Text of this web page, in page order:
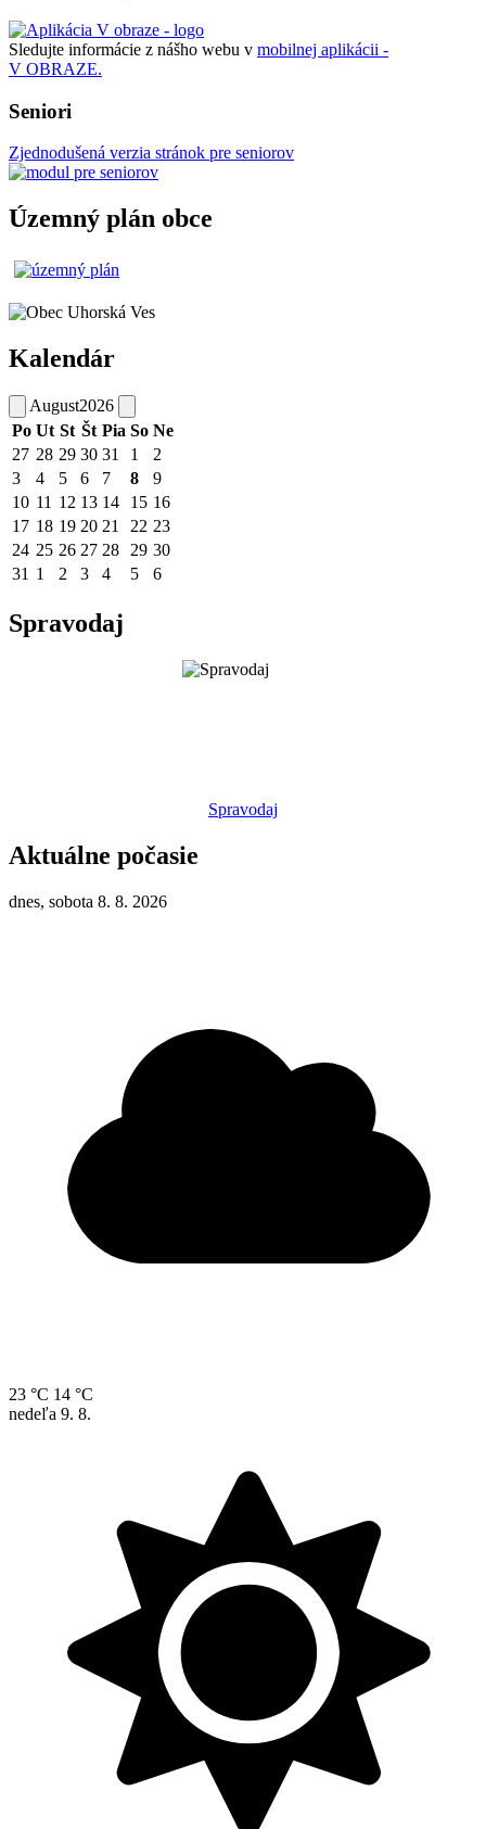
Sledujte informácie z nášho webu v mobilnej aplikácii -
V OBRAZE.
Seniori
Zjednodušená verzia stránok pre seniorov
Územný plán obce
Kalendár
August2026
Po Ut St Št Pia So Ne
27 28 29 30 31 1
2
3
4 5 6 7 8
9
10 11 12 13 14 15 16
17 18 19 20 21 22 23
24 25 26 27 28 29 30
31 1 2 3 4 5 6
Spravodaj
Spravodaj
Aktuálne počasie
dnes, sobota 8. 8. 2026
23 °C 14 °C
nedeľa 9. 8.